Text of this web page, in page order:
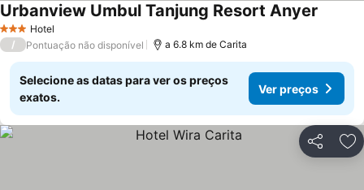
3 EstrelasHotel
Urbanview Umbul Tanjung Resort Anyer
/ Pontuação não disponível a 6.8 km de Carita
Selecione as datas para ver os preços
exatos.
Ver preços
Partilhar